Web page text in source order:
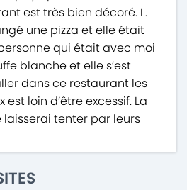
est très bien décoré. L.
une pizza et elle était
qui était avec moi
blanche et elle s’est
dans ce restaurant les
est loin d’être excessif. La
tenter par leurs